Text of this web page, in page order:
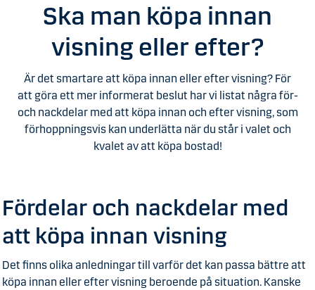
Ska man köpa innan
visning eller efter?
Är det smartare att köpa innan eller efter visning? För
att göra ett mer informerat beslut har vi listat några för-
och nackdelar med att köpa innan och efter visning, som
förhoppningsvis kan underlätta när du står i valet och
kvalet av att köpa bostad!
Fördelar och nackdelar med
att köpa innan visning
Det finns olika anledningar till varför det kan passa bättre att
köpa innan eller efter visning beroende på situation. Kanske